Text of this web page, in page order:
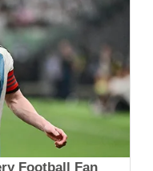
Football Fan